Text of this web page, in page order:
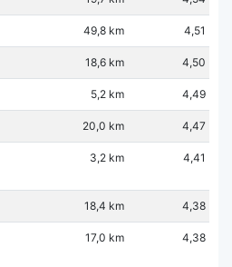
49,8 km 4,51
18,6 km 4,50
5,2 km 4,49
20,0 km 4,47
3,2 km 4,41
18,4 km 4,38
17,0 km 4,38